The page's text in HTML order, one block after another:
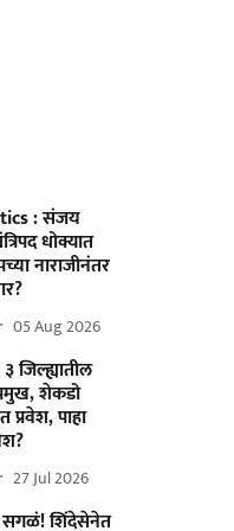
: संजय
धोक्यात
नाराजीनंतर
05 Aug 2026
जिल्ह्यातील
शेकडो
प्रवेश, पाहा
27 Jul 2026
सगळं! शिंदेसेनेत